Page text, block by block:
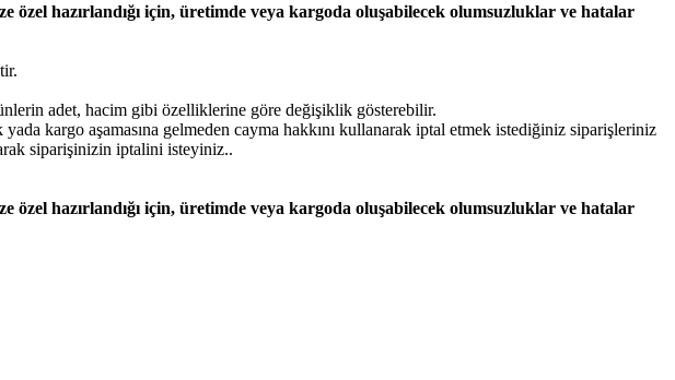
hazırlandığı için, üretimde veya kargoda oluşabilecek olumsuzluklar ve hatalar
adet, hacim gibi özelliklerine göre değişiklik gösterebilir.
kargo aşamasına gelmeden cayma hakkını kullanarak iptal etmek istediğiniz siparişleriniz
siparişinizin iptalini isteyiniz..
hazırlandığı için, üretimde veya kargoda oluşabilecek olumsuzluklar ve hatalar